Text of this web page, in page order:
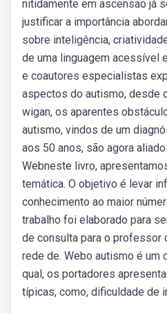
nitidamente em ascensão já
justificar a importância
sobre inteligência,
de uma linguagem acessível
e coautores especialistas
aspectos do autismo, desde
wigan, os aparentes
autismo, vindos de um
aos 50 anos, são agora
Webneste livro,
temática. O objetivo é levar
conhecimento ao maior
trabalho foi elaborado para
de consulta para o professor
rede de. Webo autismo é um
qual, os portadores
típicas, como, dificuldade de